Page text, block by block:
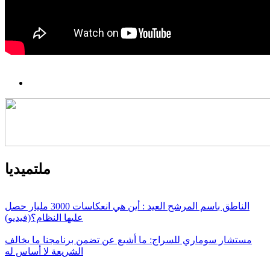
ملتميديا
الناطق باسم المرشح العيد : أين هي انعكاسات 3000 مليار حصل
عليها النظام؟(فيديو)
مستشار سوماري للسراج: ما أشيع عن تضمن برنامجنا ما يخالف
الشريعة لا أساس له